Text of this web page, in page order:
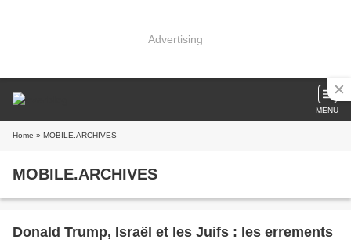
Advertising
MENU
Home » MOBILE.ARCHIVES
MOBILE.ARCHIVES
Donald Trump, Israël et les Juifs : les errements